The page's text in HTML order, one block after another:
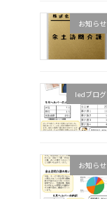
お知らせ
ledブログ
お知らせ